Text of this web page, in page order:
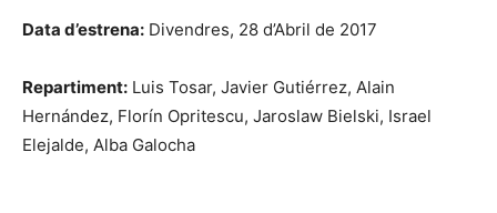
Data d’estrena: Divendres, 28 d’Abril de 2017
Repartiment: Luis Tosar, Javier Gutiérrez, Alain
Hernández, Florín Opritescu, Jaroslaw Bielski, Israel
Elejalde, Alba Galocha